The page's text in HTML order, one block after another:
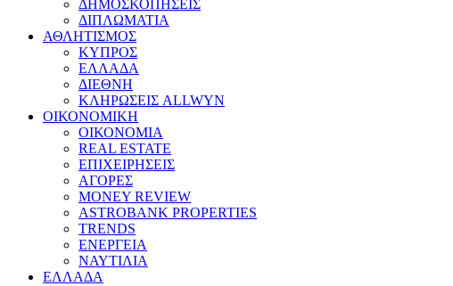
ΔΗΜΟΣΚΟΠΗΣΕΙΣ
ΔΙΠΛΩΜΑΤΙΑ
ΑΘΛΗΤΙΣΜΟΣ
ΚΥΠΡΟΣ
ΕΛΛΑΔΑ
ΔΙΕΘΝΗ
ΚΛΗΡΩΣΕΙΣ ALLWYN
ΟΙΚΟΝΟΜΙΚΗ
ΟΙΚΟΝΟΜΙΑ
REAL ESTATE
ΕΠΙΧΕΙΡΗΣΕΙΣ
ΑΓΟΡΕΣ
MONEY REVIEW
ASTROBANK PROPERTIES
TRENDS
ΕΝΕΡΓΕΙΑ
ΝΑΥΤΙΛΙΑ
ΕΛΛΑΔΑ